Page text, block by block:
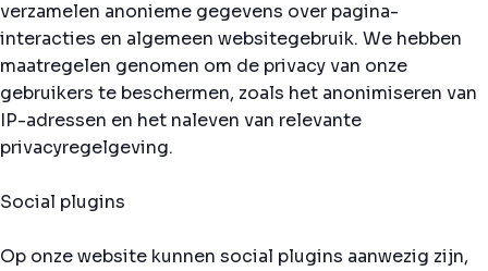
verzamelen anonieme gegevens over pagina-
interacties en algemeen websitegebruik. We hebben
maatregelen genomen om de privacy van onze
gebruikers te beschermen, zoals het anonimiseren van
IP-adressen en het naleven van relevante
privacyregelgeving.
Social plugins
Op onze website kunnen social plugins aanwezig zijn,